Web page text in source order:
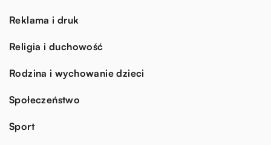
Reklama i druk
Religia i duchowość
Rodzina i wychowanie dzieci
Społeczeństwo
Sport